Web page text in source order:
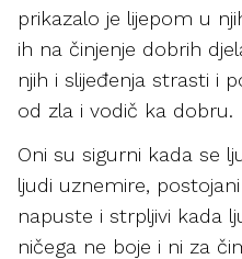
prikazalo je lijepom u
ih na činjenje dobrih
njih i slijeđenja strasti i
od zla i vodič ka dobru.
Oni su sigurni kada se
ljudi uznemire,
napuste i strpljivi kada
ničega ne boje i ni za